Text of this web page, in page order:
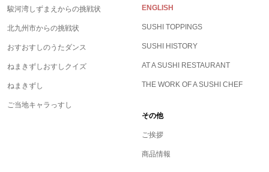
駿河湾しずまえからの挑戦状
北九州市からの挑戦状
おすおすしのうたダンス
ねまきずしおすしクイズ
ねまきずし
ご当地キャラっすし
ENGLISH
SUSHI TOPPINGS
SUSHI HISTORY
AT A SUSHI RESTAURANT
THE WORK OF A SUSHI CHEF
その他
ご挨拶
商品情報